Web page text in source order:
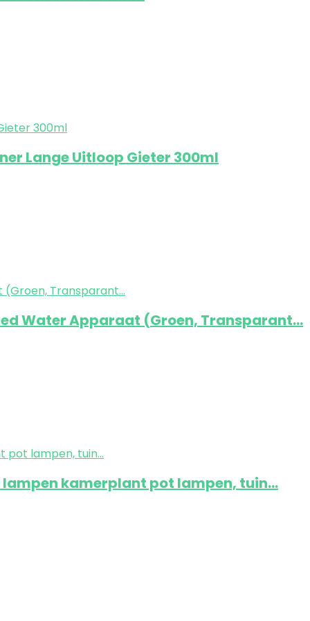
Lange Uitloop Gieter 300ml
Water Apparaat (Groen, Transparant…
kamerplant pot lampen, tuin…